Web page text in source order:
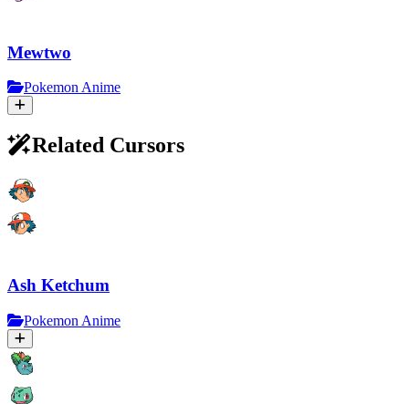
Mewtwo
Pokemon Anime
Related Cursors
Ash Ketchum
Pokemon Anime